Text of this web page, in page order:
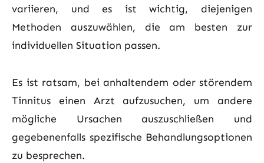
variieren, und es ist wichtig, diejenigen
Methoden auszuwählen, die am besten zur
individuellen Situation passen.
Es ist ratsam, bei anhaltendem oder störendem
Tinnitus einen Arzt aufzusuchen, um andere
mögliche Ursachen auszuschließen und
gegebenenfalls spezifische Behandlungsoptionen
zu besprechen.